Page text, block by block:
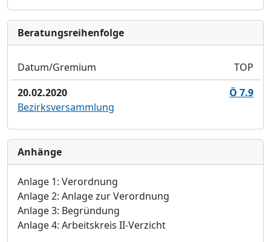
Bera­tungs­reihen­folge
Datum/Gremium
TOP
20.02.2020
Ö 7.9
Bezirksversammlung
Anhänge
Anlage 1: Verordnung
Anlage 2: Anlage zur Verordnung
Anlage 3: Begründung
Anlage 4: Arbeitskreis II-Verzicht